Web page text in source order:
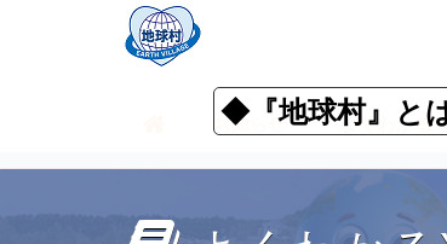
◆『地球村』と
お知らせ よくわかる